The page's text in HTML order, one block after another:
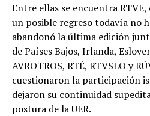
Entre ellas se encuentra
un posible regreso todavía no
abandonó la última edición
de Países Bajos, Irlanda,
AVROTROS, RTÉ, RTVSLO y
cuestionaron la participación
dejaron su continuidad
postura de la UER.